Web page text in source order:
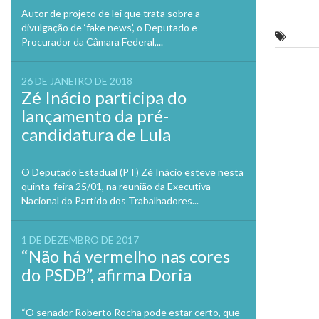
Autor de projeto de lei que trata sobre a
divulgação de ‘fake news’, o Deputado e
Procurador da Câmara Federal,...
26 DE JANEIRO DE 2018
Zé Inácio participa do
lançamento da pré-
candidatura de Lula
O Deputado Estadual (PT) Zé Inácio esteve nesta
quinta-feira 25/01, na reunião da Executiva
Nacional do Partido dos Trabalhadores...
1 DE DEZEMBRO DE 2017
“Não há vermelho nas cores
do PSDB”, afirma Doria
“O senador Roberto Rocha pode estar certo, que